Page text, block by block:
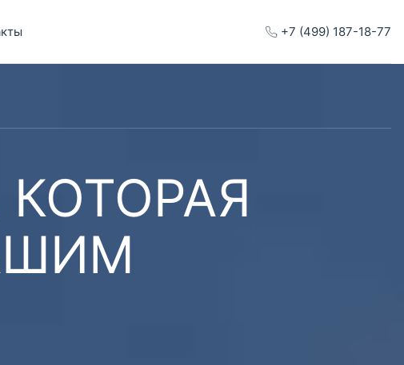
+7 (499) 187-18-77
КОТОРАЯ